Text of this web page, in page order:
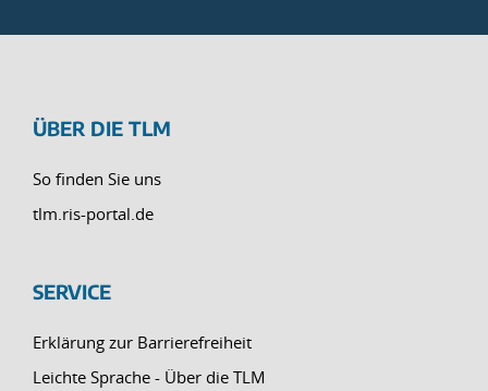
ÜBER DIE TLM
So finden Sie uns
tlm.ris-portal.de
SERVICE
Erklärung zur Barrierefreiheit
Leichte Sprache - Über die TLM